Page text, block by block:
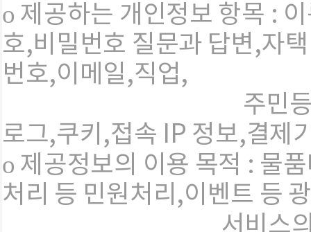
ο 제공하는 개인정보 항목 :
호,비밀번호 질문과 답변,자
번호,이메일,직업,
주민등록번호,서
로그,쿠키,접속 IP 정보,결제
ο 제공정보의 이용 목적 : 물
처리 등 민원처리,이벤트 등
서비스의 원활한